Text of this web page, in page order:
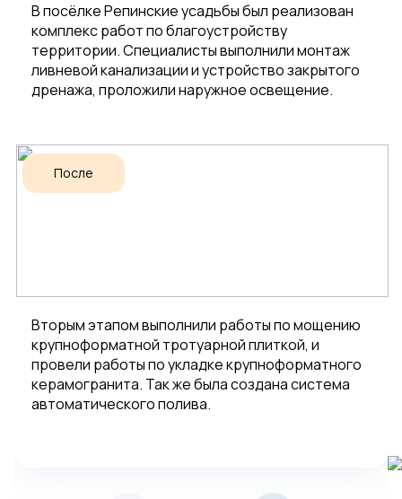
В посёлке Репинские усадьбы был реализован
комплекс работ по благоустройству
территории. Специалисты выполнили монтаж
ливневой канализации и устройство закрытого
дренажа, проложили наружное освещение.
После
Вторым этапом выполнили работы по мощению
крупноформатной тротуарной плиткой, и
провели работы по укладке крупноформатного
керамогранита. Так же была создана система
автоматического полива.